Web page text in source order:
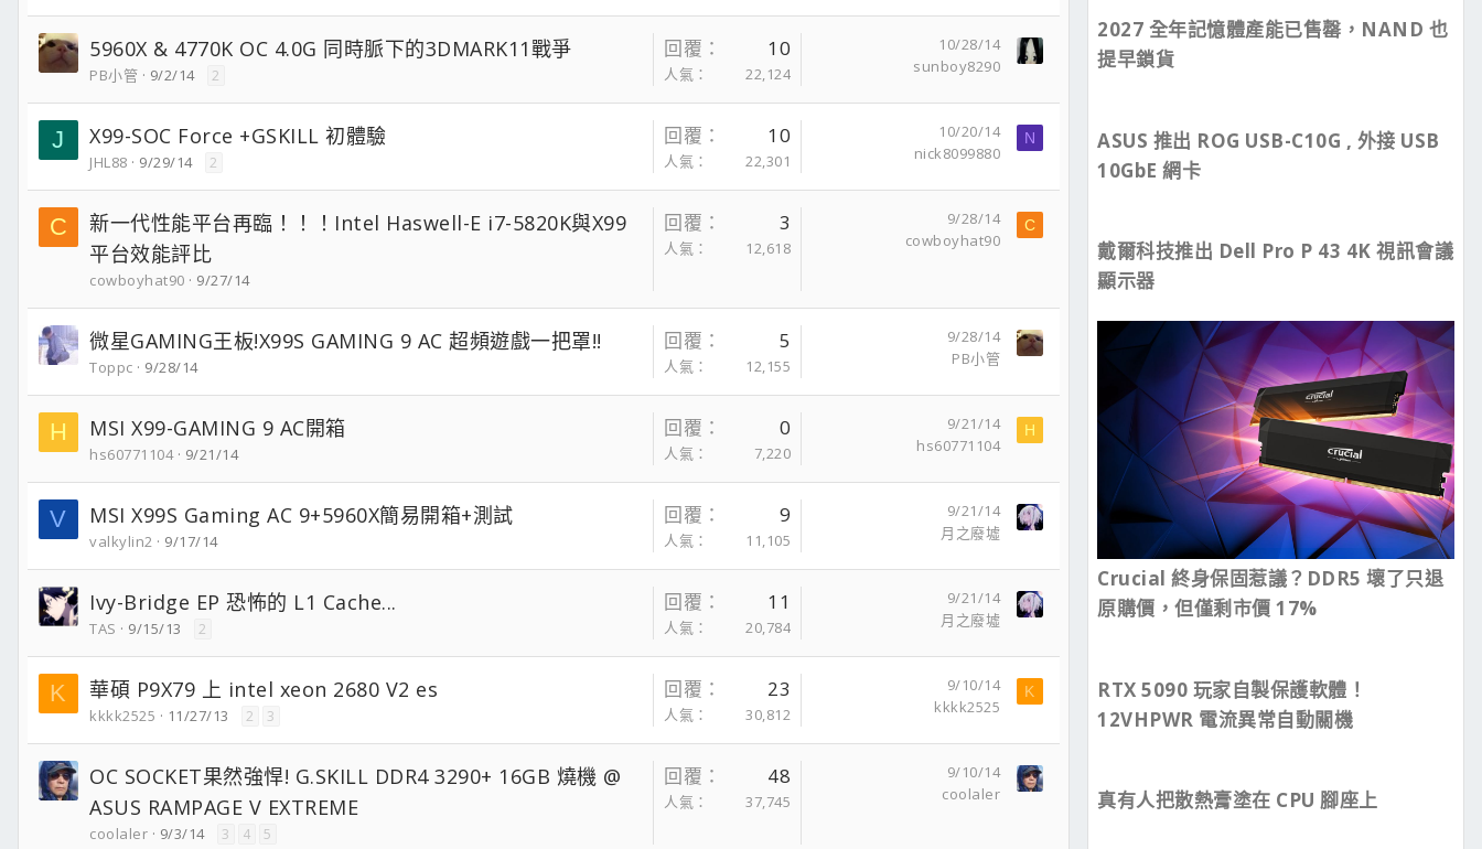
5960X & 4770K OC 4.0G 同時脈下的3DMARK11戰爭
PB小管 9/2/14 2
回覆 10
人氣 22,124
10/28/14
sunboy8290
J X99-SOC Force +GSKILL 初體驗
JHL88 9/29/14 2
回覆 10
人氣 22,301
10/20/14
nick8099880
N
C
新一代性能平台再臨！！！Intel Haswell-E i7-5820K與X99
平台效能評比
cowboyhat90 9/27/14
回覆 3
人氣 12,618
9/28/14
cowboyhat90
C
微星GAMING王板!X99S GAMING 9 AC 超頻遊戲一把罩!!
Toppc 9/28/14
回覆 5
人氣 12,155
9/28/14
PB小管
H MSI X99-GAMING 9 AC開箱
hs60771104 9/21/14
回覆 0
人氣 7,220
9/21/14
hs60771104
H
V MSI X99S Gaming AC 9+5960X簡易開箱+測試
valkylin2 9/17/14
回覆 9
人氣 11,105
9/21/14
月之廢墟
Ivy-Bridge EP 恐怖的 L1 Cache...
TAS 9/15/13 2
回覆 11
人氣 20,784
9/21/14
月之廢墟
K 華碩 P9X79 上 intel xeon 2680 V2 es
kkkk2525 11/27/13 2 3
回覆 23
人氣 30,812
9/10/14
kkkk2525
K
OC SOCKET果然強悍! G.SKILL DDR4 3290+ 16GB 燒機 @
ASUS RAMPAGE V EXTREME
coolaler 9/3/14 3 4 5
回覆 48
人氣 37,745
9/10/14
coolaler
2027 全年記憶體產能已售罄，NAND 也
提早鎖貨
ASUS 推出 ROG USB-C10G , 外接 USB
10GbE 網卡
戴爾科技推出 Dell Pro P 43 4K 視訊會議
顯示器
Crucial 終身保固惹議？DDR5 壞了只退
原購價，但僅剩市價 17%
RTX 5090 玩家自製保護軟體！
12VHPWR 電流異常自動關機
真有人把散熱膏塗在 CPU 腳座上